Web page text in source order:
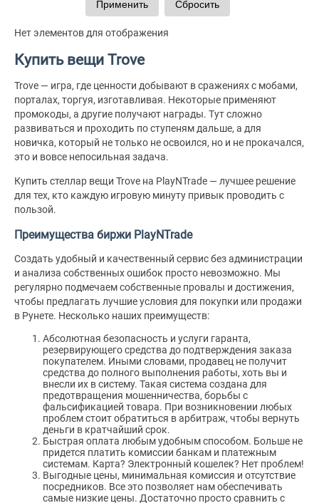
Нет элементов для отображения
Купить вещи Trove
Trove — игра, где ценности добывают в сражениях с мобами,
порталах, торгуя, изготавливая. Некоторые применяют
промокоды, а другие получают награды. Тут сложно
развиваться и проходить по ступеням дальше, а для
новичка, который не только не освоился, но и не прокачался,
это и вовсе непосильная задача.
Купить стеллар вещи Trove на PlayNTrade — лучшее решение
для тех, кто каждую игровую минуту привык проводить с
пользой.
Преимущества биржи PlayNTrade
Создать удобный и качественный сервис без администрации
и анализа собственных ошибок просто невозможно. Мы
регулярно подмечаем собственные провалы и достижения,
чтобы предлагать лучшие условия для покупки или продажи
в Рунете. Несколько наших преимуществ:
Абсолютная безопасность и услуги гаранта,
резервирующего средства до подтверждения заказа
покупателем. Иными словами, продавец не получит
средства до полного выполнения работы, хоть вы и
внесли их в систему. Такая система создана для
предотвращения мошенничества, борьбы с
фальсификацией товара. При возникновении любых
проблем стоит обратиться в арбитраж, чтобы вернуть
деньги в кратчайший срок.
Быстрая оплата любым удобным способом. Больше не
придется платить комиссии банкам и платежным
системам. Карта? Электронный кошелек? Нет проблем!
Выгодные цены, минимальная комиссия и отсутствие
посредников. Все это позволяет нам обеспечивать
самые низкие цены. Достаточно просто сравнить с